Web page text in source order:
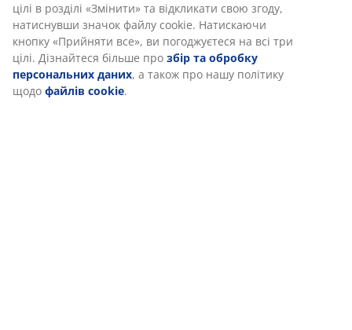
Відгуки
(2)
цілі в розділі «Змінити» та відкликати свою згоду,
натиснувши значок файлу cookie. Натискаючи
кнопку «Прийняти все», ви погоджуєтеся на всі три
цілі. Дізнайтеся більше про збір та обробку
персональних даних, а також про нашу політику
щодо файлів cookie.